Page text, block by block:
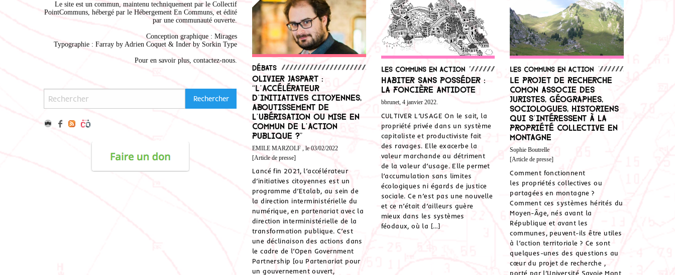
Le site est un commun, maintenu techniquement par le Collectif
PointCommuns, hébergé par le Hébergement En Communs, et édité
par une communauté ouverte.
Conception graphique : Mirages
Typographie : Farray by Adrien Coquet & Inder by Sorkin Type
Pour en savoir plus, contactez-nous.
Débats
Olivier Jaspart :
“L’accélérateur
d’initiatives citoyennes,
aboutissement de
l’ubérisation ou mise en
commun de l’action
publique ?”
EMILE MARZOLF , le 03/02/2022
[Article de presse]
Lancé fin 2021, l’accélérateur
d’initiatives citoyennes est un
programme d’Etalab, au sein de
la direction interministérielle du
numérique, en partenariat avec la
direction interministérielle de la
transformation publique. C’est
une déclinaison des actions dans
le cadre de l’Open Government
Partnership [ou Partenariat pour
un gouvernement ouvert,
Les communs en action
Habiter sans posséder :
la Foncière Antidote
bbrunet, 4 janvier 2022.
CULTIVER L’USAGE On le sait, la
propriété privée dans un système
capitaliste et productiviste fait
des ravages. Elle exacerbe la
valeur marchande au détriment
de la valeur d’usage. Elle permet
l’accumulation sans limites
écologiques ni égards de justice
sociale. Ce n’est pas une nouvelle
et ce n’était d’ailleurs guère
mieux dans les systèmes
féodaux, où la […]
Les communs en action
Le projet de recherche
Comon associe des
juristes, géographes,
sociologues, historiens
qui s’intéressent à la
propriété collective en
montagne
Sophie Boutrelle
[Article de presse]
Comment fonctionnent
les propriétés collectives ou
partagées en montagne ?
Comment ces systèmes hérités du
Moyen-Âge, nés avant la
République et avant les
communes, peuvent-ils être utiles
à l’action territoriale ? Ce sont
quelques-unes des questions au
cœur du projet de recherche ,
porté par l’Université Savoie Mont